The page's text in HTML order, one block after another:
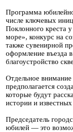
Программа
числе ключевых
Поклонного креста
море», конкурс на
также сувенирной
оформление въезда
благоустройство
Отдельное внимание
предполагается
которые будут
истории и
Председатель
юбилей — это